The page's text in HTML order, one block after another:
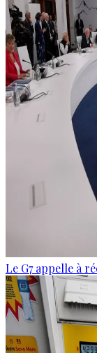
Le G7 appelle à